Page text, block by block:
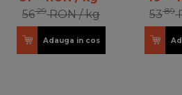
5629 RON / kg
Adauga in cos
5389